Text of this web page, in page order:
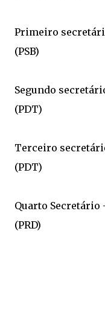
Primeiro
(PSB)
Segundo
(PDT)
Terceiro
(PDT)
Quarto Secretário
(PRD)